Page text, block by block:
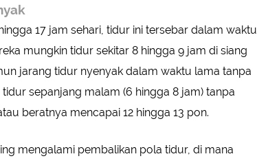
17 jam sehari, tidur ini tersebar dalam waktu
mungkin tidur sekitar 8 hingga 9 jam di siang
jarang tidur nyenyak dalam waktu lama tanpa
sepanjang malam (6 hingga 8 jam) tanpa
beratnya mencapai 12 hingga 13 pon.
mengalami pembalikan pola tidur, di mana